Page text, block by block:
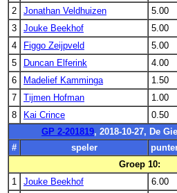
2 Jonathan Veldhuizen 5.00
3
Jouke Beekhof 5.00
4
Figgo Zeijpveld 5.00
5
Duncan Elferink 4.00
6
Madelief Kamminga 1.50
7
Tijmen Hofman 1.00
8
Kai Crince 0.50
GP 2-201819, 2018-10-27, De
#
speler
Groep 10:
1
Jouke Beekhof 6.00